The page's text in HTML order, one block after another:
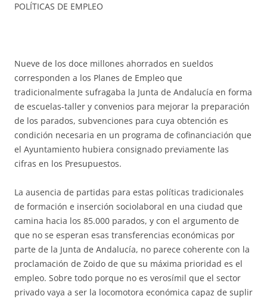
POLÍTICAS DE EMPLEO
Nueve de los doce millones ahorrados en sueldos
corresponden a los Planes de Empleo que
tradicionalmente sufragaba la Junta de Andalucía en forma
de escuelas-taller y convenios para mejorar la preparación
de los parados, subvenciones para cuya obtención es
condición necesaria en un programa de cofinanciación que
el Ayuntamiento hubiera consignado previamente las
cifras en los Presupuestos.
La ausencia de partidas para estas políticas tradicionales
de formación e inserción sociolaboral en una ciudad que
camina hacia los 85.000 parados, y con el argumento de
que no se esperan esas transferencias económicas por
parte de la Junta de Andalucía, no parece coherente con la
proclamación de Zoido de que su máxima prioridad es el
empleo. Sobre todo porque no es verosímil que el sector
privado vaya a ser la locomotora económica capaz de suplir